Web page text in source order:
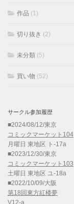
作品 (1)
切り抜き (2)
未分類 (5)
買い物 (52)
サークル参加履歴
■2024/08/12/東京
コミックマーケット104
月曜日 東地区 ト-17a
■2023/12/30/東京
コミックマーケット103
土曜日 東地区 ユ-18a
■2022/10/09/大阪
第18回東方紅楼夢
V12-a